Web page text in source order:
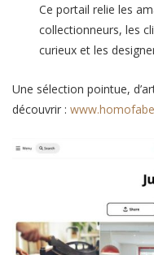
Ce portail relie les
collectionneurs, les
curieux et les
Une sélection pointue,
découvrir :